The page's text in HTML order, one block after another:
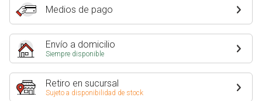
Medios de pago
Envío a domicilio
Siempre disponible
Retiro en sucursal
Sujeto a disponibilidad de stock